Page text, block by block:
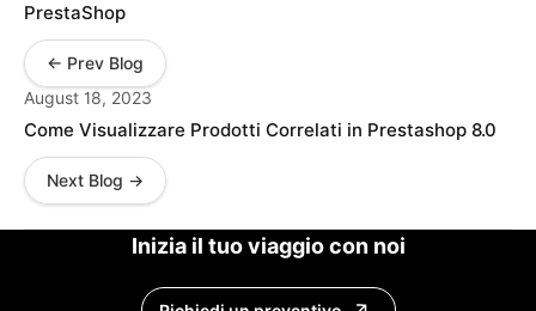
PrestaShop
← Prev Blog
August 18, 2023
Come Visualizzare Prodotti Correlati in Prestashop 8.0
Next Blog →
Inizia il tuo viaggio con noi